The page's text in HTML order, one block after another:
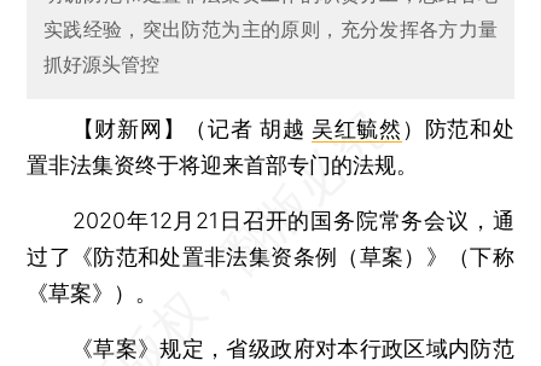
实践经验，突出防范为主的原则，充分发挥各方力量
抓好源头管控
【财新网】（记者 胡越 吴红毓然 ） 防范和处
置非法集资终于将迎来首部专门的法规。
2020年12月21日召开的国务院常务会议，通
过了《防范和处置非法集资条例（草案）》（下称
《草案》）。
《草案》规定，省级政府对本行政区域内防范